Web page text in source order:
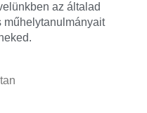
az általad
műhelytanulmányait